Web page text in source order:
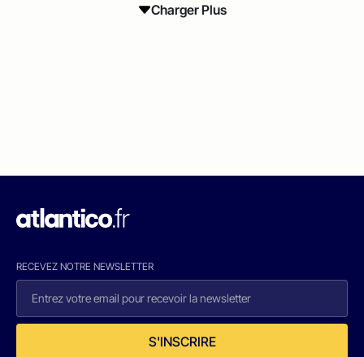
Charger Plus
RECEVEZ NOTRE NEWSLETTER
S'INSCRIRE